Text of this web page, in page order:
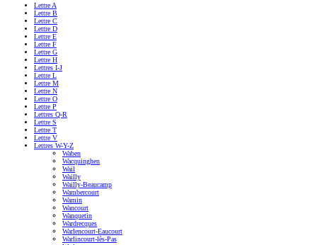
Lettre A
Lettre B
Lettre C
Lettre D
Lettre E
Lettre F
Lettre G
Lettre H
Lettres I-J
Lettre L
Lettre M
Lettre N
Lettre O
Lettre P
Lettres Q-R
Lettre S
Lettre T
Lettre V
Lettres W-Y-Z
Waben
Wacquinghen
Wail
Wailly
Wailly-Beaucamp
Wambercourt
Wamin
Wancourt
Wanquetin
Wardrecques
Warlencourt-Eaucourt
Warlincourt-lès-Pas